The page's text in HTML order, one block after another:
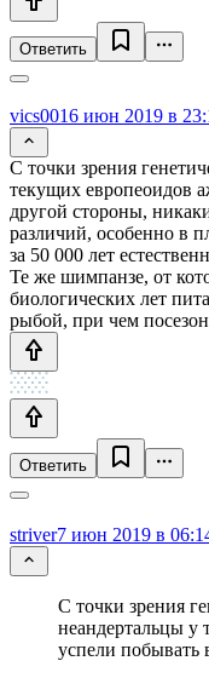
Ответить
vics0016 июн 2019 в
С точки зрения
текущих европеоидов
другой стороны,
различий, особенно в
за 50 000 лет
Те же шимпанзе, от
биологических лет
рыбой, при чем
Ответить
striver7 июн 2019 в
С точки зрения
неандертальцы у
успели побывать